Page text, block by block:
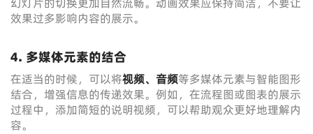
效果过多影响内容的展示。
4. 多媒体元素的结合
在适当的时候，可以将视频、音频等多媒体元素与智能图形
结合，增强信息的传递效果。例如，在流程图或图表的展示
过程中，添加简短的说明视频，可以帮助观众更好地理解内
容。